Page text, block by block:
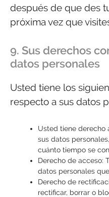
después de que des
próxima vez que
9. Sus derechos
datos personales
Usted tiene los
respecto a sus datos
Usted tiene derecho
sus datos
cuánto tiempo se
Derecho de acceso:
datos personales
Derecho de
rectificar, borrar o